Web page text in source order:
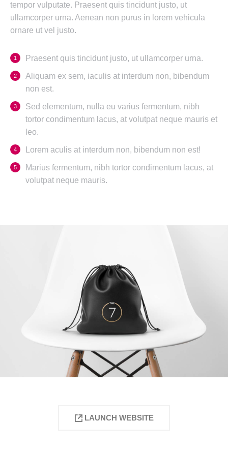
tempor vulputate. Praesent quis tincidunt justo, ut
ullamcorper urna. Aenean non purus in lorem vehicula
ornare ut vel justo.
Praesent quis tincidunt justo, ut ullamcorper urna.
Aliquam ex sem, iaculis at interdum non, bibendum
non est.
Sed elementum, nulla eu varius fermentum, nibh
tortor condimentum lacus, at volutpat neque mauris et
leo.
Lorem aculis at interdum non, bibendum non est!
Мarius fermentum, nibh tortor condimentum lacus, at
volutpat neque mauris.
LAUNCH WEBSITE